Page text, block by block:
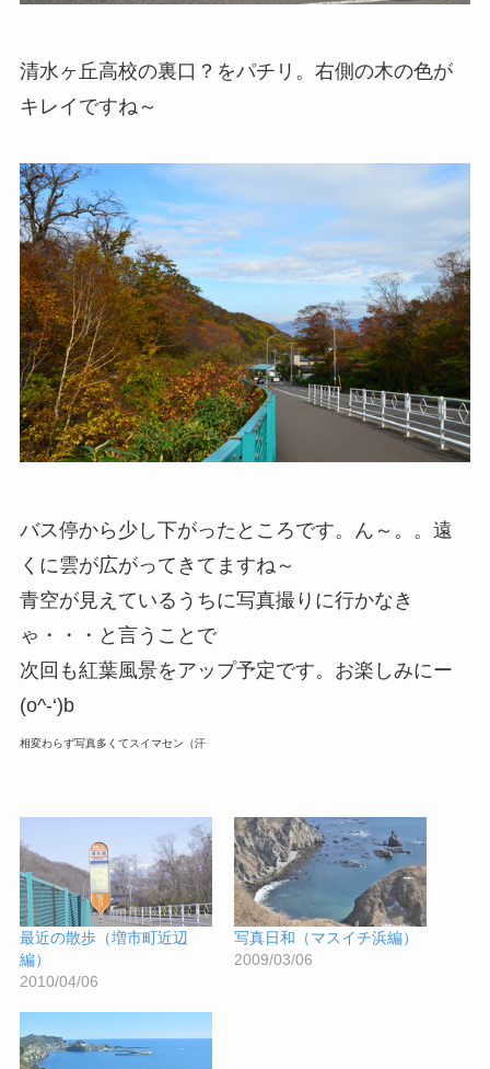
清水ヶ丘高校の裏口？をパチリ。右側の木の色が
キレイですね～
バス停から少し下がったところです。ん～。。遠
くに雲が広がってきてますね～
青空が見えているうちに写真撮りに行かなき
ゃ・・・と言うことで
次回も紅葉風景をアップ予定です。お楽しみにー
(o^-‘)b
相変わらず写真多くてスイマセン（汗
最近の散歩（増市町近辺
編）
2010/04/06
写真日和（マスイチ浜編）
2009/03/06